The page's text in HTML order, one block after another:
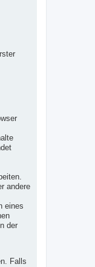
andere
eines
der
Falls